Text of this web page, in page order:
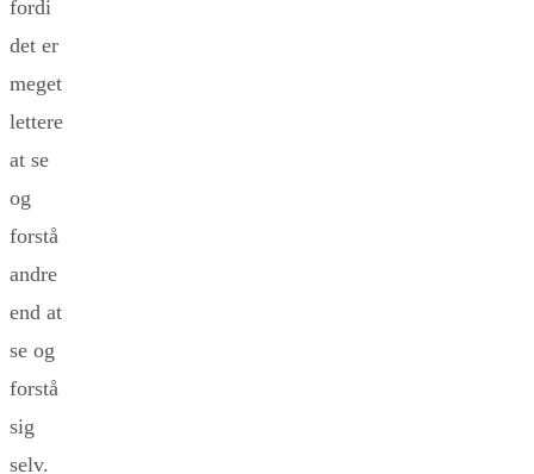
fordi
det er
meget
lettere
at se
og
forstå
andre
end at
se og
forstå
sig
selv.